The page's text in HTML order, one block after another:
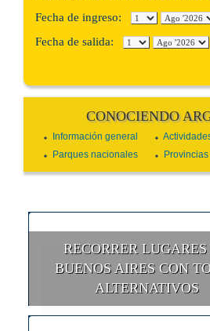
Fecha de ingreso:
Fecha de salida:
CONOCIENDO
Información general
Parques nacionales
RECORRER
BUENOS AIRES CON
ALTERNATIVOS